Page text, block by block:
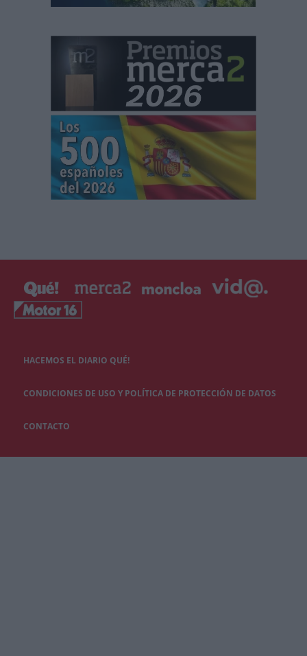
HACEMOS EL DIARIO QUÉ!
CONDICIONES DE USO Y POLÍTICA DE PROTECCIÓN DE DATOS
CONTACTO